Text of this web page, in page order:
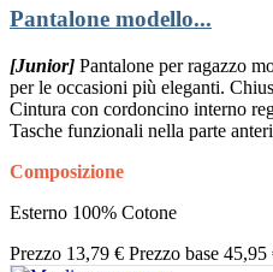
Pantalone modello...
[Junior] Pantalone per ragazzo
per le occasioni più eleganti.
Cintura con cordoncino interno
Tasche funzionali nella parte
Composizione
Esterno 100% Cotone
Prezzo 13,79 € Prezzo base 45,95